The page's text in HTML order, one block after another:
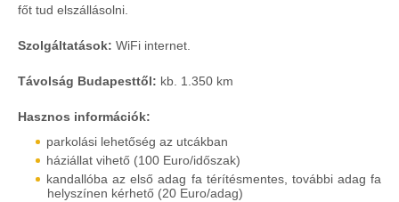
főt tud elszállásolni.
Szolgáltatások: WiFi internet.
Távolság Budapesttől: kb. 1.350 km
Hasznos információk:
parkolási lehetőség az utcákban
háziállat vihető (100 Euro/időszak)
kandallóba az első adag fa térítésmentes, további adag fa
helyszínen kérhető (20 Euro/adag)